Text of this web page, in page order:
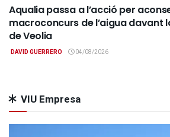
Aqualia passa a l’acció per
macroconcurs de l’aigua davant
de Veolia
DAVID GUERRERO 04/08/2026
VIU Empresa